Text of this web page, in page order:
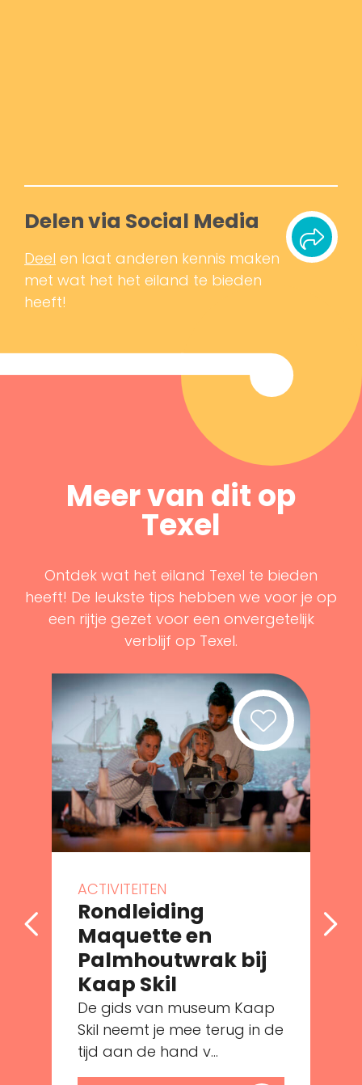
Delen via Social Media
Deel en laat anderen kennis maken
met wat het het eiland te bieden
heeft!
Meer van dit op
Texel
Ontdek wat het eiland Texel te bieden
heeft! De leukste tips hebben we voor je op
een rijtje gezet voor een onvergetelijk
verblijf op Texel.
ACTIVITEITEN
Rondleiding
Maquette en
Palmhoutwrak bij
Kaap Skil
De gids van museum Kaap
Skil neemt je mee terug in de
tijd aan de hand v...